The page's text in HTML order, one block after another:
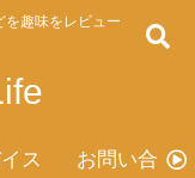
を趣味をレビュー
ス お問い合わ